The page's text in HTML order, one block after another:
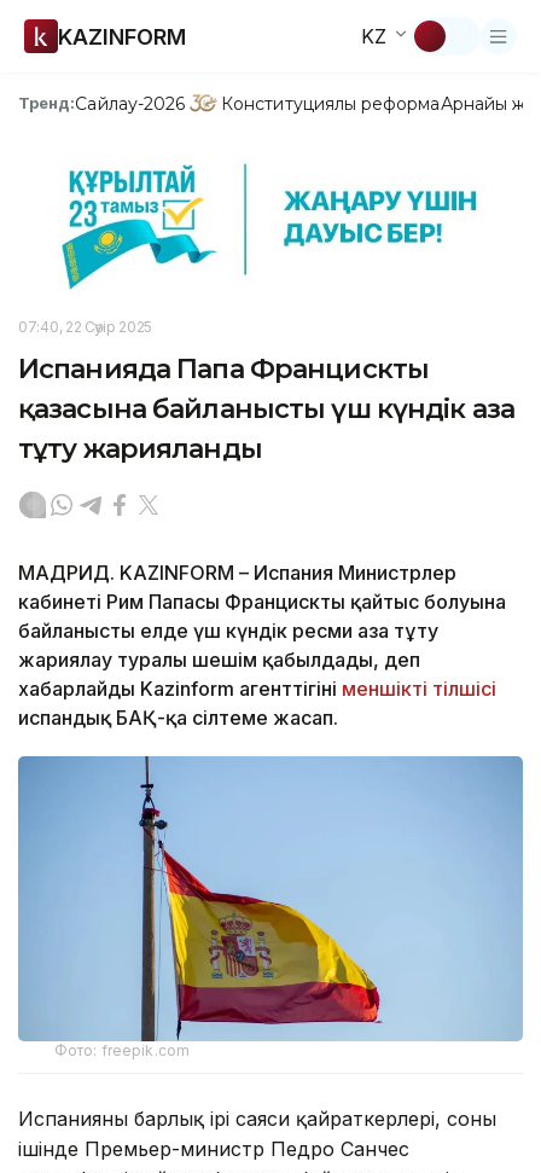
KAZINFORM KZ
Тренд:Сайлау-2026 Конституциялық реформаАрнайы
07:40, 22 Сәуір 2025
Испанияда Папа Францисктың
қазасына байланысты үш күндік аза
тұту жарияланды
МАДРИД. KAZINFORM – Испания Министрлер
кабинеті Рим Папасы Францисктың қайтыс болуына
байланысты елде үш күндік ресми аза тұту
жариялау туралы шешім қабылдады, деп
хабарлайды Kazinform агенттігінің меншікті тілшісі
испандық БАҚ-қа сілтеме жасап.
Фото: freepik.com
Испанияның барлық ірі саяси қайраткерлері, соның
ішінде Премьер-министр Педро Санчес